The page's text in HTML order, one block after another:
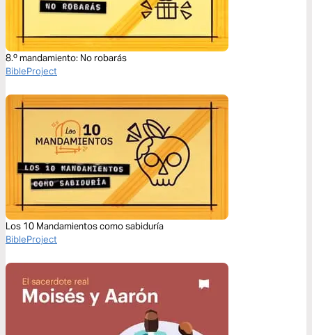
8.º mandamiento: No robarás
BibleProject
Los 10 Mandamientos como sabiduría
BibleProject